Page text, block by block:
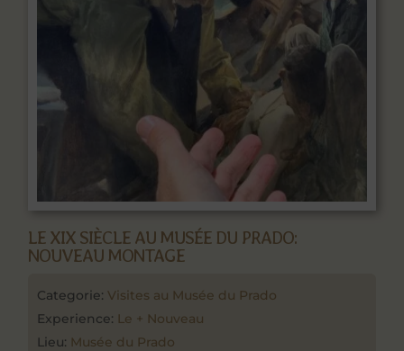
LE XIX SIÈCLE AU MUSÉE DU PRADO:
NOUVEAU MONTAGE
Categorie: Visites au Musée du Prado
Experience: Le + Nouveau
Lieu: Musée du Prado